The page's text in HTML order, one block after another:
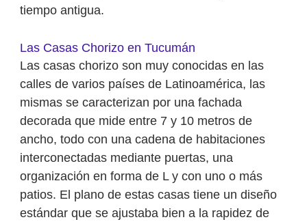
tiempo antigua.
Las Casas Chorizo en Tucumán
Las casas chorizo son muy conocidas en las
calles de varios países de Latinoamérica, las
mismas se caracterizan por una fachada
decorada que mide entre 7 y 10 metros de
ancho, todo con una cadena de habitaciones
interconectadas mediante puertas, una
organización en forma de L y con uno o más
patios. El plano de estas casas tiene un diseño
estándar que se ajustaba bien a la rapidez de